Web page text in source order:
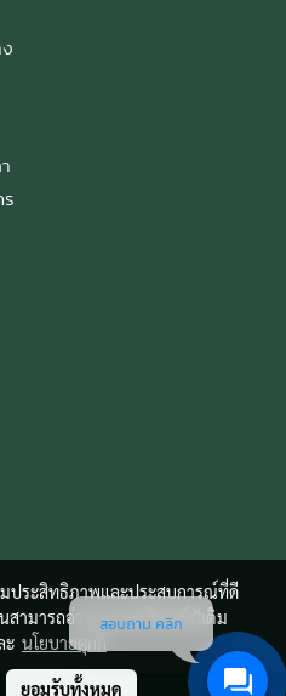
มประสิทธิภาพและประสบการณ์ที่ดี
สามารถอ่านรายละเอียดเพิ่มเติม
ะ นโยบายคุกกี้
ยอมรับทั้งหมด
สอบถาม คลิก